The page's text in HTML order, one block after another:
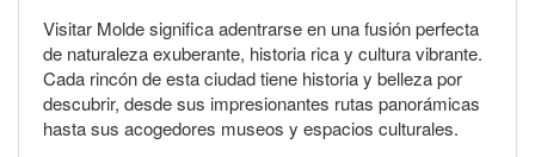
Visitar Molde significa adentrarse en una fusión perfecta
de naturaleza exuberante, historia rica y cultura vibrante.
Cada rincón de esta ciudad tiene historia y belleza por
descubrir, desde sus impresionantes rutas panorámicas
hasta sus acogedores museos y espacios culturales.